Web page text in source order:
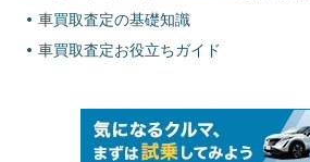
車買取査定の基礎知識
車買取査定お役立ちガイド